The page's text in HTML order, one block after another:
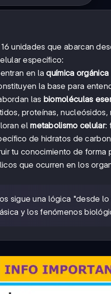
unidades que abarcan
específico:
en laquímica orgánica
la base para
las biomoléculas
proteínas,
elmetabolismo celular:
de hidratos de
tu conocimiento de
que ocurren en los
sigue una lógica "desde
y los fenómenos